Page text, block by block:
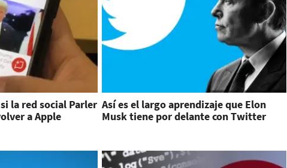
la red social Parler
a Apple
Así es el largo aprendizaje que Elon
Musk tiene por delante con Twitter